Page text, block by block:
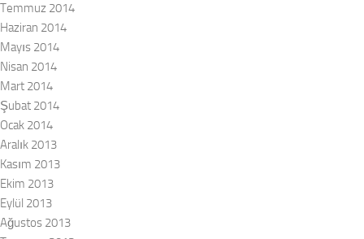
Temmuz 2014
Haziran 2014
Mayıs 2014
Nisan 2014
Mart 2014
Şubat 2014
Ocak 2014
Aralık 2013
Kasım 2013
Ekim 2013
Eylül 2013
Ağustos 2013